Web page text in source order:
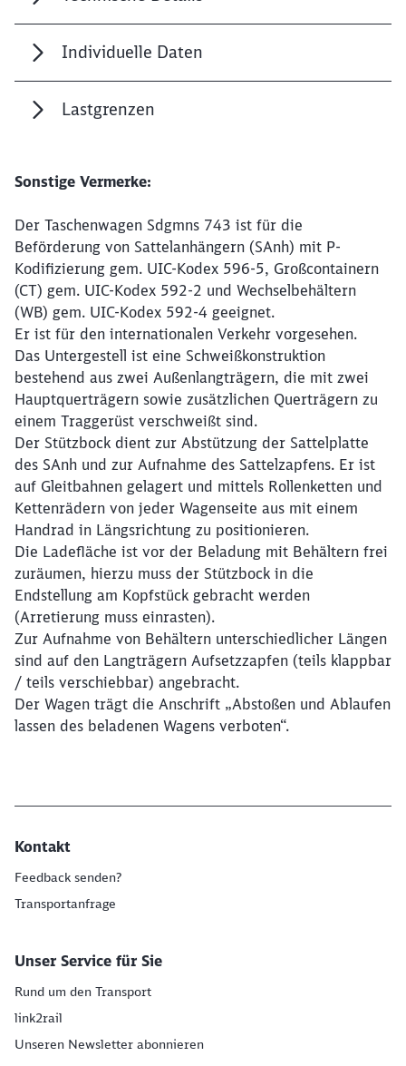
Individuelle Daten
Lastgrenzen
Sonstige Vermerke:
Der Taschenwagen Sdgmns 743 ist für die
Beförderung von Sattelanhängern (SAnh) mit P-
Kodifizierung gem. UIC-Kodex 596-5, Großcontainern
(CT) gem. UIC-Kodex 592-2 und Wechselbehältern
(WB) gem. UIC-Kodex 592-4 geeignet.
Er ist für den internationalen Verkehr vorgesehen.
Das Untergestell ist eine Schweißkonstruktion
bestehend aus zwei Außenlangträgern, die mit zwei
Hauptquerträgern sowie zusätzlichen Querträgern zu
einem Traggerüst verschweißt sind.
Der Stützbock dient zur Abstützung der Sattelplatte
des SAnh und zur Aufnahme des Sattelzapfens. Er ist
auf Gleitbahnen gelagert und mittels Rollenketten und
Kettenrädern von jeder Wagenseite aus mit einem
Handrad in Längsrichtung zu positionieren.
Die Ladefläche ist vor der Beladung mit Behältern frei
zuräumen, hierzu muss der Stützbock in die
Endstellung am Kopfstück gebracht werden
(Arretierung muss einrasten).
Zur Aufnahme von Behältern unterschiedlicher Längen
sind auf den Langträgern Aufsetzzapfen (teils klappbar
/ teils verschiebbar) angebracht.
Der Wagen trägt die Anschrift „Abstoßen und Ablaufen
lassen des beladenen Wagens verboten“.
Kontakt
Feedback senden?
Transportanfrage
Unser Service für Sie
Rund um den Transport
link2rail
Unseren Newsletter abonnieren
Abbrechen Weiter